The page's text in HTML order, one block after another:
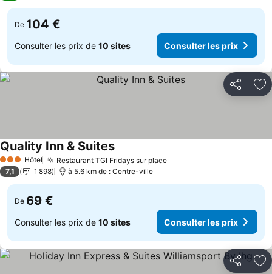
De 104 €
Consulter les prix de 10 sites Consulter les prix
Partager
3 ÉtoilesHôtel Restaurant TGI Fridays sur placeConsulter les prix
Quality Inn & SuitesConsulter les prix
7,1 1 898 à 5.6 km de : Centre-ville
De 69 €
Consulter les prix de 10 sites Consulter les prix
Partager